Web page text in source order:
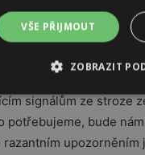
kvadratura
Saturn) a 10.5
a exotického se
signálům ze stroze
potřebujeme, bude
upozorněním
VŠE PŘIJMOUT
ZOBRAZIT